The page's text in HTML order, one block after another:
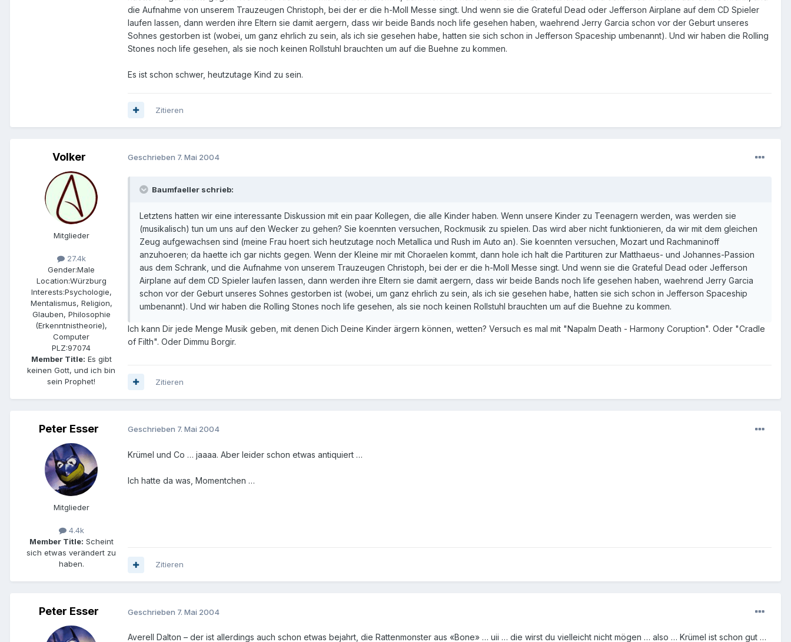
die Aufnahme von unserem Trauzeugen Christoph, bei der er die h-Moll Messe singt. Und wenn sie die Grateful Dead oder Jefferson Airplane auf dem CD Spieler
laufen lassen, dann werden ihre Eltern sie damit aergern, dass wir beide Bands noch life gesehen haben, waehrend Jerry Garcia schon vor der Geburt unseres
Sohnes gestorben ist (wobei, um ganz ehrlich zu sein, als ich sie gesehen habe, hatten sie sich schon in Jefferson Spaceship umbenannt). Und wir haben die Rolling
Stones noch life gesehen, als sie noch keinen Rollstuhl brauchten um auf die Buehne zu kommen.
Es ist schon schwer, heutzutage Kind zu sein.
Zitieren
Volker
Mitglieder
27.4k
Gender:Male
Location:Würzburg
Interests:Psychologie,
Mentalismus, Religion,
Glauben, Philosophie
(Erkenntnistheorie),
Computer
PLZ:97074
Member Title: Es gibt
keinen Gott, und ich bin
sein Prophet!
Geschrieben 7. Mai 2004
Baumfaeller schrieb:
Letztens hatten wir eine interessante Diskussion mit ein paar Kollegen, die alle Kinder haben. Wenn unsere Kinder zu Teenagern werden, was werden sie
(musikalisch) tun um uns auf den Wecker zu gehen? Sie koennten versuchen, Rockmusik zu spielen. Das wird aber nicht funktionieren, da wir mit dem gleichen
Zeug aufgewachsen sind (meine Frau hoert sich heutzutage noch Metallica und Rush im Auto an). Sie koennten versuchen, Mozart und Rachmaninoff
anzuhoeren; da haette ich gar nichts gegen. Wenn der Kleine mir mit Choraelen kommt, dann hole ich halt die Partituren zur Matthaeus- und Johannes-Passion
aus dem Schrank, und die Aufnahme von unserem Trauzeugen Christoph, bei der er die h-Moll Messe singt. Und wenn sie die Grateful Dead oder Jefferson
Airplane auf dem CD Spieler laufen lassen, dann werden ihre Eltern sie damit aergern, dass wir beide Bands noch life gesehen haben, waehrend Jerry Garcia
schon vor der Geburt unseres Sohnes gestorben ist (wobei, um ganz ehrlich zu sein, als ich sie gesehen habe, hatten sie sich schon in Jefferson Spaceship
umbenannt). Und wir haben die Rolling Stones noch life gesehen, als sie noch keinen Rollstuhl brauchten um auf die Buehne zu kommen.
Ich kann Dir jede Menge Musik geben, mit denen Dich Deine Kinder ärgern können, wetten? Versuch es mal mit "Napalm Death - Harmony Coruption". Oder "Cradle
of Filth". Oder Dimmu Borgir.
Zitieren
Peter Esser
Mitglieder
4.4k
Member Title: Scheint
sich etwas verändert zu
haben.
Geschrieben 7. Mai 2004
Krümel und Co … jaaaa. Aber leider schon etwas antiquiert …
Ich hatte da was, Momentchen …
Zitieren
Peter Esser Geschrieben 7. Mai 2004
Averell Dalton – der ist allerdings auch schon etwas bejahrt, die Rattenmonster aus «Bone» … uii … die wirst du vielleicht nicht mögen … also … Krümel ist schon gut …